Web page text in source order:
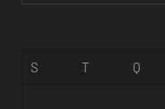
S
T Q